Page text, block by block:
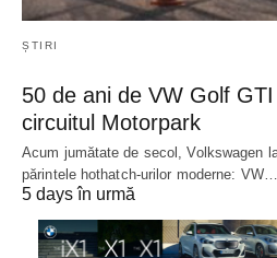
ȘTIRI
50 de ani de VW Golf
circuitul Motorpark
Acum jumătate de secol, Volkswagen
părintele hothatch-urilor moderne: VW…
5 days în urmă